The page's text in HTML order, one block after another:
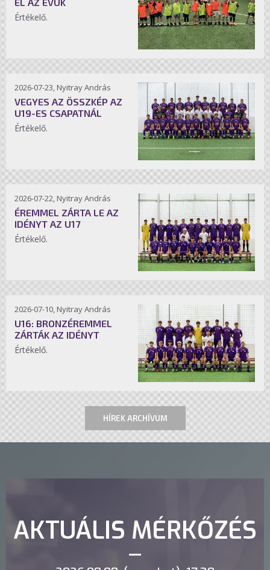
Értékelő.
2026-07-23, Nyitray András
VEGYES AZ ÖSSZKÉP AZ
U19-ES CSAPATNÁL
Értékelő.
2026-07-22, Nyitray András
ÉREMMEL ZÁRTA LE AZ
IDÉNYT AZ U17
Értékelő.
2026-07-10, Nyitray András
U16: BRONZÉREMMEL
ZÁRTÁK AZ IDÉNYT
Értékelő.
HÍREK ARCHÍVUM
AKTUÁLIS MÉRKŐZÉS